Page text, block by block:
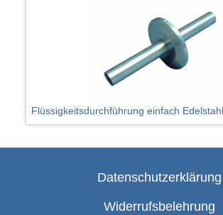
Flüssigkeitsdurchführung einfach
Datenschutzerklärung
Widerrufsbelehrung